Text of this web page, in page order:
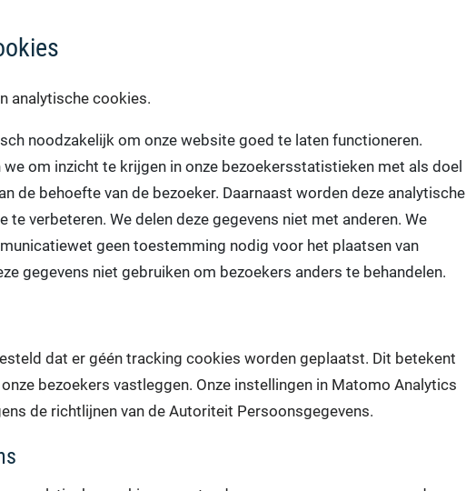
analytische cookies.
noodzakelijk om onze website goed te laten functioneren.
om inzicht te krijgen in onze bezoekersstatistieken met als doel
de behoefte van de bezoeker. Daarnaast worden deze analytische
verbeteren. We delen deze gegevens niet met anderen. We
geen toestemming nodig voor het plaatsen van
gegevens niet gebruiken om bezoekers anders te behandelen.
dat er géén tracking cookies worden geplaatst. Dit betekent
bezoekers vastleggen. Onze instellingen in Matomo Analytics
de richtlijnen van de Autoriteit Persoonsgegevens.